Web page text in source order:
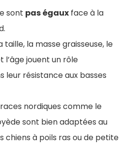
sont paségaux face à la
taille, la masse graisseuse, le
l’âge jouent un rôle
leur résistance aux basses
nordiques comme le
sont bien adaptées au
chiens à poils ras ou de petite